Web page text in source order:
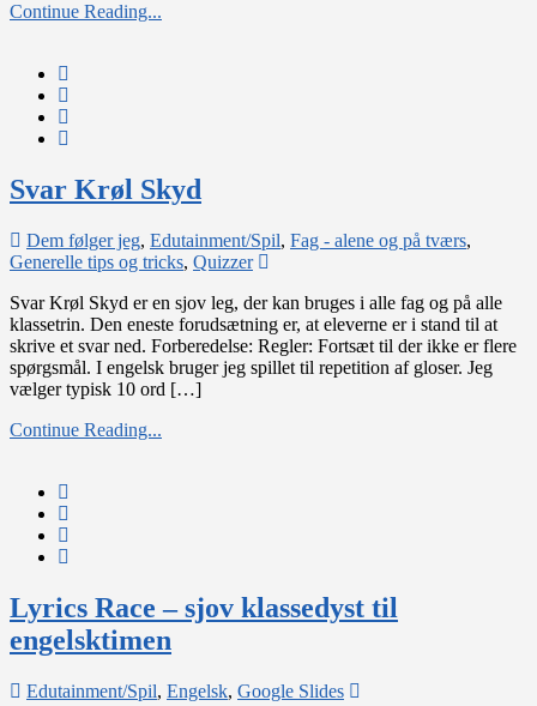
Continue Reading...
Svar Krøl Skyd
Dem følger jeg, Edutainment/Spil, Fag - alene og på tværs,
Generelle tips og tricks, Quizzer
Krøl
Skyd
Svar Krøl Skyd er en sjov leg, der kan bruges i alle fag og på alle
klassetrin. Den eneste forudsætning er, at eleverne er i stand til at
skrive et svar ned. Forberedelse: Regler: Fortsæt til der ikke er flere
spørgsmål. I engelsk bruger jeg spillet til repetition af gloser. Jeg
vælger typisk 10 ord […]
Continue Reading...
Lyrics Race – sjov klassedyst til
engelsktimen
Edutainment/Spil, Engelsk, Google Slides